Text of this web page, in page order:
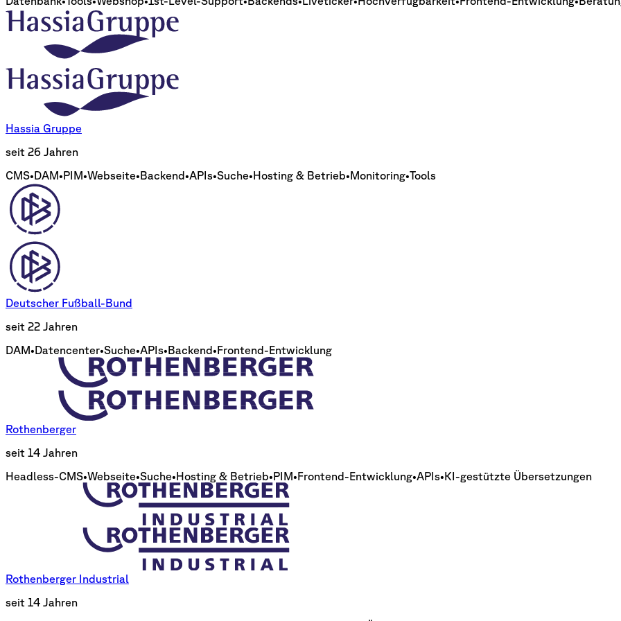
Hassia Gruppe
seit 26 Jahren
CMS•DAM•PIM•Webseite•Backend•APIs•Suche•Hosting & Betrieb•Monitoring•Tools
Deutscher Fußball-Bund
seit 22 Jahren
DAM•Datencenter•Suche•APIs•Backend•Frontend-Entwicklung
Rothenberger
seit 14 Jahren
Headless-CMS•Webseite•Suche•Hosting & Betrieb•PIM•Frontend-Entwicklung•APIs•KI-gestützte Übersetzungen
Rothenberger Industrial
seit 14 Jahren